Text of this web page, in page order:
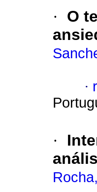
·
O
·
·